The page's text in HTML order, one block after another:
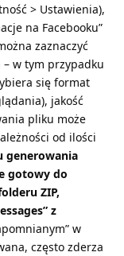
> Ustawienia),
na Facebooku”
zaznaczyć
w tym przypadku
się format
jakość
pliku może
od ilości
generowania
gotowy do
ZIP,
z
w
często zderza